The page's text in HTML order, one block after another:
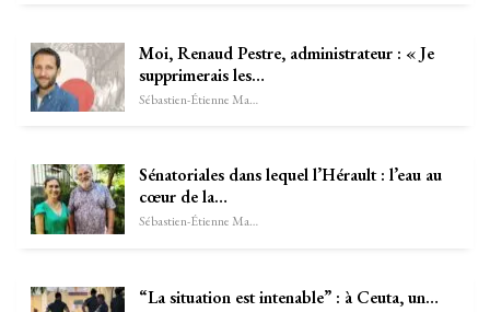
Moi, Renaud Pestre, administrateur : « Je
supprimerais les…
Sébastien-Étienne Marechal
Sénatoriales dans lequel l’Hérault : l’eau au
cœur de la…
Sébastien-Étienne Marechal
“La situation est intenable” : à Ceuta, un…